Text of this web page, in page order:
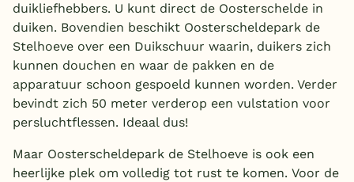
duikliefhebbers. U kunt direct de Oosterschelde in
duiken. Bovendien beschikt Oosterscheldepark de
Stelhoeve over een Duikschuur waarin, duikers zich
kunnen douchen en waar de pakken en de
apparatuur schoon gespoeld kunnen worden. Verder
bevindt zich 50 meter verderop een vulstation voor
persluchtflessen. Ideaal dus!
Maar Oosterscheldepark de Stelhoeve is ook een
heerlijke plek om volledig tot rust te komen. Voor de